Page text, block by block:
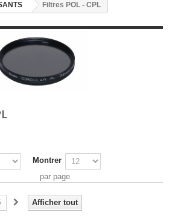
Filtres POL - CPL
Montrer
par page
Afficher tout